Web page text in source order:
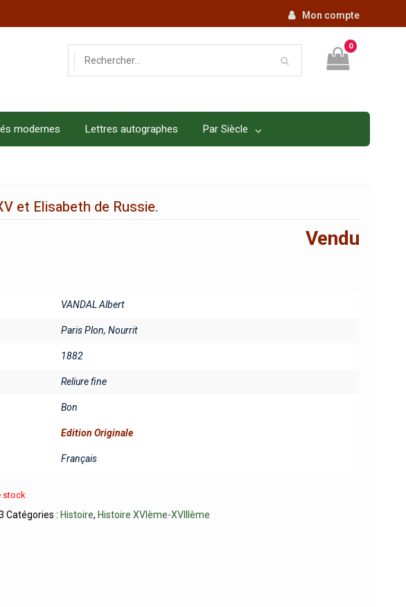
Mon compte
0
modernes Lettres autographes Par Siècle
et Elisabeth de Russie.
Vendu
VANDAL Albert
Paris Plon, Nourrit
1882
Reliure fine
Bon
Edition Originale
Français
stock
Catégories : Histoire, Histoire XVIème-XVIIIème